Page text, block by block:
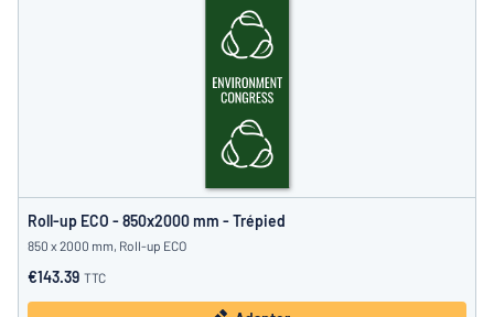
Roll-up ECO - 850x2000 mm - Trépied
850 x 2000 mm, Roll-up ECO
€143.39 TTC